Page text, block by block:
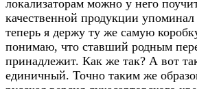
локализаторам можно у него
качественной продукции
теперь я держу ту же самую
понимаю, что ставший родным
принадлежит. Как же так? А вот
единичный. Точно таким же